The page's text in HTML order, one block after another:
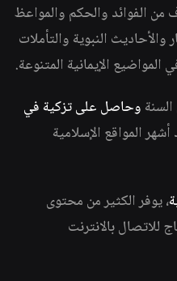
الفوائد والحكم والمواعظ
والأحاديث النبوية والتأملات
المواضيع الإيمانية المتنوعة.
وحاصل على تزكية في
المواقع الإسلامية
، يوفر الكثير من محتوى
للاتصال بالانترنت